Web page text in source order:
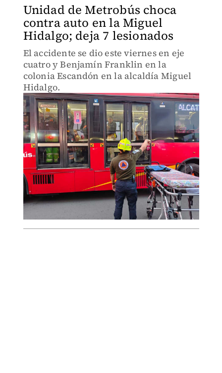
Unidad de Metrobús choca
contra auto en la Miguel
Hidalgo; deja 7 lesionados
El accidente se dio este viernes en eje
cuatro y Benjamín Franklin en la
colonia Escandón en la alcaldía Miguel
Hidalgo.